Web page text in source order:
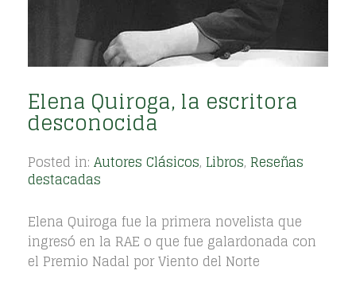
Elena Quiroga, la escritora
desconocida
Posted in: Autores Clásicos, Libros, Reseñas
destacadas
Elena Quiroga fue la primera novelista que
ingresó en la RAE o que fue galardonada con
el Premio Nadal por Viento del Norte